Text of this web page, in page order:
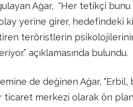
Ağar, “Her tetikçi
yerine girer, hedefindeki
teröristlerin
açıklamasında bulundu.
de değinen Ağar,
ticaret merkezi olarak ön